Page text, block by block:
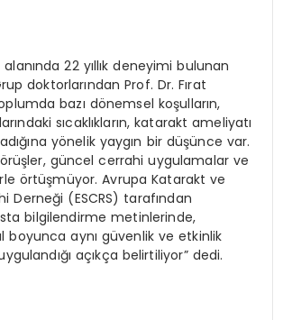
alanında 22 yıllık deneyimi bulunan
doktorlarından Prof. Dr. Fırat
bazı dönemsel koşulların,
sıcaklıkların, katarakt ameliyatı
yönelik yaygın bir düşünce var.
güncel cerrahi uygulamalar ve
örtüşmüyor. Avrupa Katarakt ve
Derneği (ESCRS) tarafından
bilgilendirme metinlerinde,
boyunca aynı güvenlik ve etkinlik
açıkça belirtiliyor” dedi.